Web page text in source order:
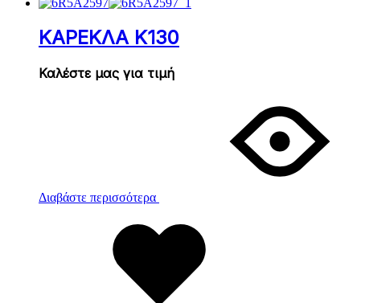
ΚΑΡΕΚΛΑ Κ130
Καλέστε μας για τιμή
Διαβάστε περισσότερα